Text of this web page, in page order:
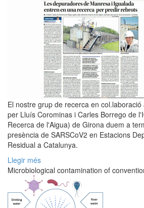
El nostre grup de recerca en
per Lluís Corominas i Carles Borrego de
Recerca de l'Aigua) de Girona duem a
presència de SARSCoV2 en Estacions
Residual a Catalunya.
Llegir més
Microbiological contamination of